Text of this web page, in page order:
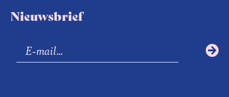
Nieuwsbrief